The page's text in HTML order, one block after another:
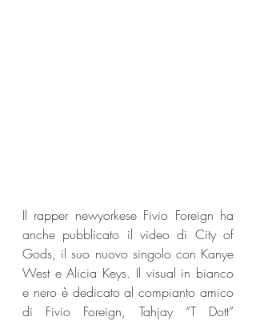
Il rapper newyorkese Fivio Foreign ha
anche pubblicato il video di City of
Gods, il suo nuovo singolo con Kanye
West e Alicia Keys. Il visual in bianco
e nero è dedicato al compianto amico
di Fivio Foreign, Tahjay “T Dott”